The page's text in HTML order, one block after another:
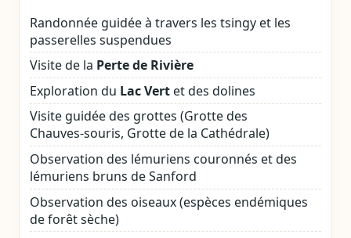
Randonnée guidée à travers les tsingy et les
passerelles suspendues
Visite de la Perte de Rivière
Exploration du Lac Vertet des dolines
Visite guidée des grottes (Grotte des
Chauves‑souris, Grotte de la Cathédrale)
Observation des lémuriens couronnés et des
lémuriens bruns de Sanford
Observation des oiseaux (espèces endémiques
de forêt sèche)